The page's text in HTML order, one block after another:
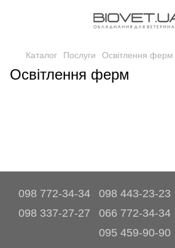
Каталог Послуги Освітлення ферм
Освітлення ферм
098 772-34-34 098 443-23-23
098 337-27-27
066 772-34-34
095 459-90-90